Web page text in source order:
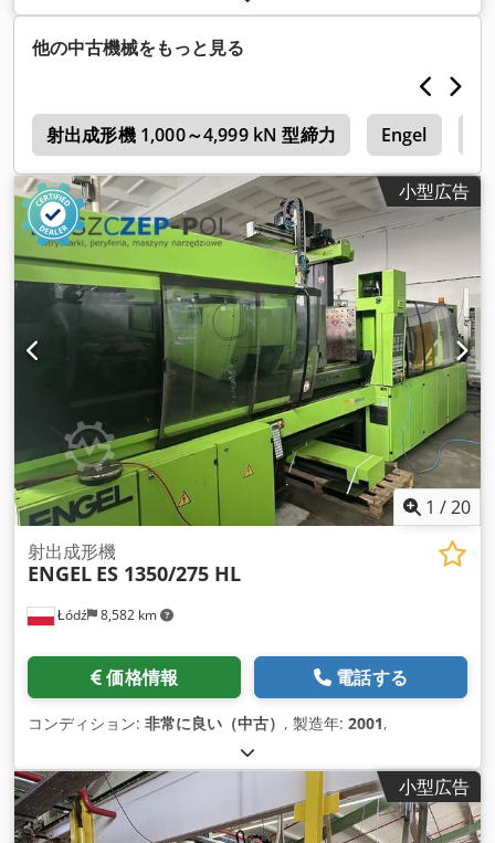
重量:1,040 g, 総重量:5,600 kg（キログラム）,
他の中古機械をもっと見る
射出成形機 1,000～4,999 kN 型締力 Engel
小型広告
1 /20
Łódź 8,582 km
射出成形機
ENGEL ES 1350/275 HL
価格情報 電話する
コンディション: 非常に良い（中古） , 製造年: 2001,
小型広告